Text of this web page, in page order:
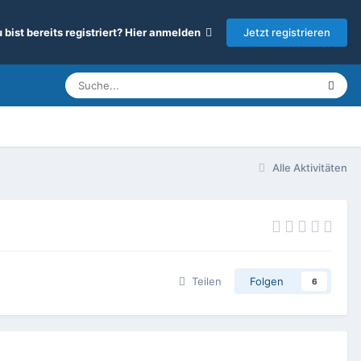
bist bereits registriert? Hier anmelden Jetzt registrieren
Alle Aktivitäten
Teilen Folgen 6